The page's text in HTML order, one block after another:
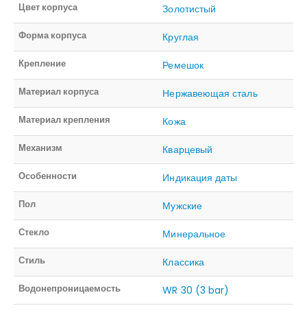
Цвет корпуса Золотистый
Форма корпуса Круглая
Крепление Ремешок
Материал корпуса Нержавеющая сталь
Материал крепления Кожа
Механизм Кварцевый
Особенности Индикация даты
Пол Мужские
Стекло Минеральное
Стиль Классика
Водонепроницаемость WR 30 (3 bar)